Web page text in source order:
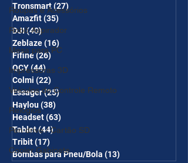
Roupas e Acessórios
Robô Aspirador
Mesa para PC
Impressoras 3D
Veículos de Controle Remoto
Relógios
Pen drive / Cartão SD
Cooler Gabinete
Tronsmart(27) 27 posts
Amazfit(35)
DJI(40)40 posts
Zeblaze(16)
Fifine(26)26 posts
QCY(44)44 posts
Colmi (22)
Essager(25)25 posts
Haylou(38)
Headset(63)
Tablet(44)44 posts
Tribit(17)
Bombas para Pneu/Bola (13)